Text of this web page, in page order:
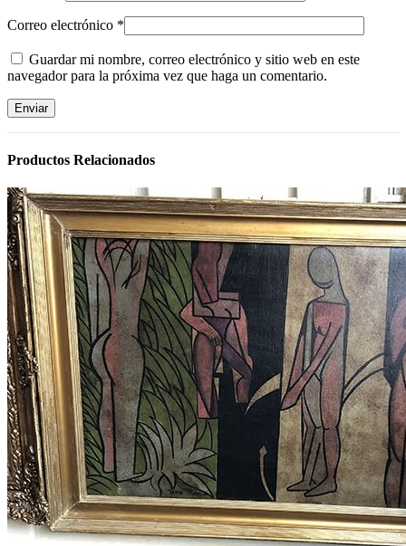
Correo electrónico *
Guardar mi nombre, correo electrónico y sitio web en este
navegador para la próxima vez que haga un comentario.
Productos Relacionados